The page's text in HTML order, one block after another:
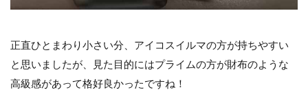
正直ひとまわり小さい分、アイコスイルマの方が持ちやすい
と思いましたが、見た目的にはプライムの方が財布のような
高級感があって格好良かったですね！